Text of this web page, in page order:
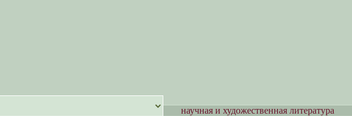
научная и художественная литература